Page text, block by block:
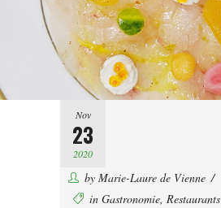
Nov
23
2020
by Marie-Laure de Vienne
in Gastronomie, Restaurants